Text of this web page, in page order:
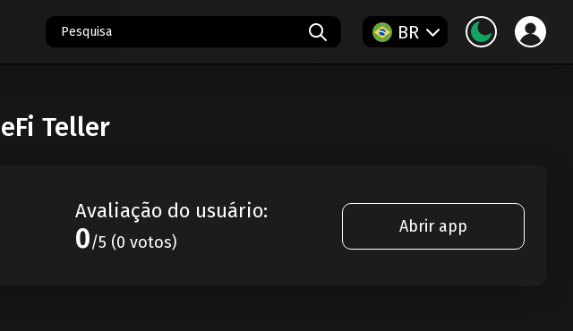
Teller
Avaliação do usuário:
0/5 (0 votos)
Abrir app
BR